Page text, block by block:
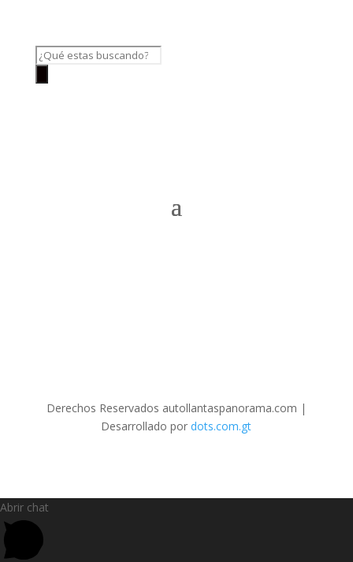
Búsqueda
Derechos Reservados autollantaspanorama.com |
Desarrollado pordots.com.gt
Abrir chat